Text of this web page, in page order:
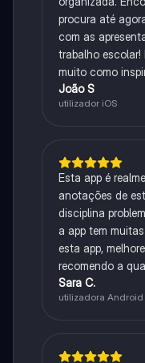
procura até
com as
trabalho escolar!
muito como
João S
utilizador iOS
Esta app é
anotações de
disciplina
a app tem
esta app,
recomendo a
Sara C.
utilizadora Android